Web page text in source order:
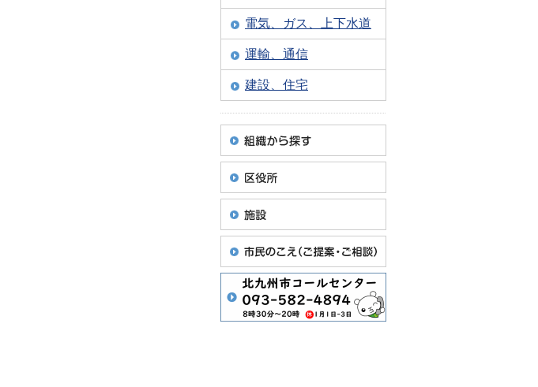
電気、ガス、上下水道
運輸、通信
建設、住宅